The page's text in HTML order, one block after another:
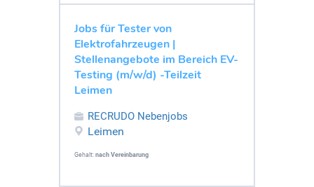
Jobs für Tester von
Elektrofahrzeugen |
Stellenangebote im Bereich EV-
Testing (m/w/d) -Teilzeit
Leimen
RECRUDO Nebenjobs
Leimen
Gehalt: nach Vereinbarung